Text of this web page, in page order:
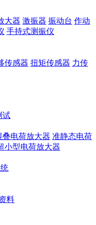
大器 激振器 振动台 作动
手持式测振仪
传感器 扭矩传感器 力传
试
叠电荷放大器 准静态电荷
小型电荷放大器
料